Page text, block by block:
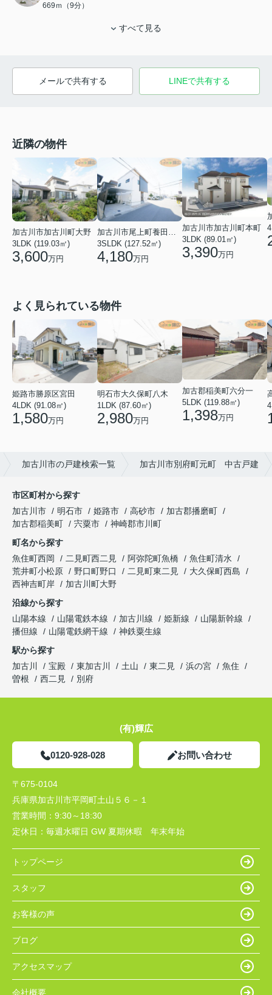
669ｍ（9分）
すべて見る
メールで共有する LINEで共有する
近隣の物件
加古川市加古川町大野
3LDK (119.03㎡)
3,600万円
3SLDK (127.52㎡)
4,180万円
加古川市加古川町本町
3LDK (89.01㎡)
3,390万円
よく見られている物件
姫路市勝原区宮田
4LDK (91.08㎡)
1,580万円
明石市大久保町八木
1LDK (87.60㎡)
2,980万円
加古郡稲美町六分一
5LDK (119.88㎡)
1,398万円
加古川市の戸建検索一覧 加古川市別府町元町 中古戸建
市区町村から探す
加古川市
明石市 姫路市 高砂市
加古郡播磨町
加古郡稲美町
宍粟市
神崎郡市川町
町名から探す
魚住町西岡
二見町西二見 阿弥陀町魚橋
魚住町清水
荒井町小松原
野口町野口 二見町東二見
大久保町西島
西神吉町岸
加古川町大野
沿線から探す
山陽本線
山陽電鉄本線 加古川線 姫新線
山陽新幹線
播但線
山陽電鉄網干線
神鉄粟生線
駅から探す
加古川
宝殿 東加古川 土山 東二見 浜の宮
魚住
曽根
西二見 別府
(有)輝広
0120-928-028 お問い合わせ
〒675-0104
兵庫県加古川市平岡町土山５６－１
営業時間： 9:30～18:30
定休日： 毎週水曜日 GW 夏期休暇 年末年始
トップページ
スタッフ
お客様の声
ブログ
アクセスマップ
会社概要